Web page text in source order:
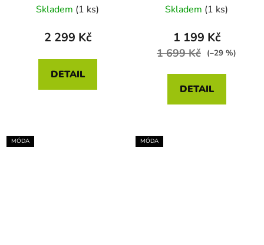
Skladem (1 ks)
2 299 Kč
DETAIL
Skladem (1 ks)
1 199 Kč
1 699 Kč (–29 %)
DETAIL
MÓDA MÓDA